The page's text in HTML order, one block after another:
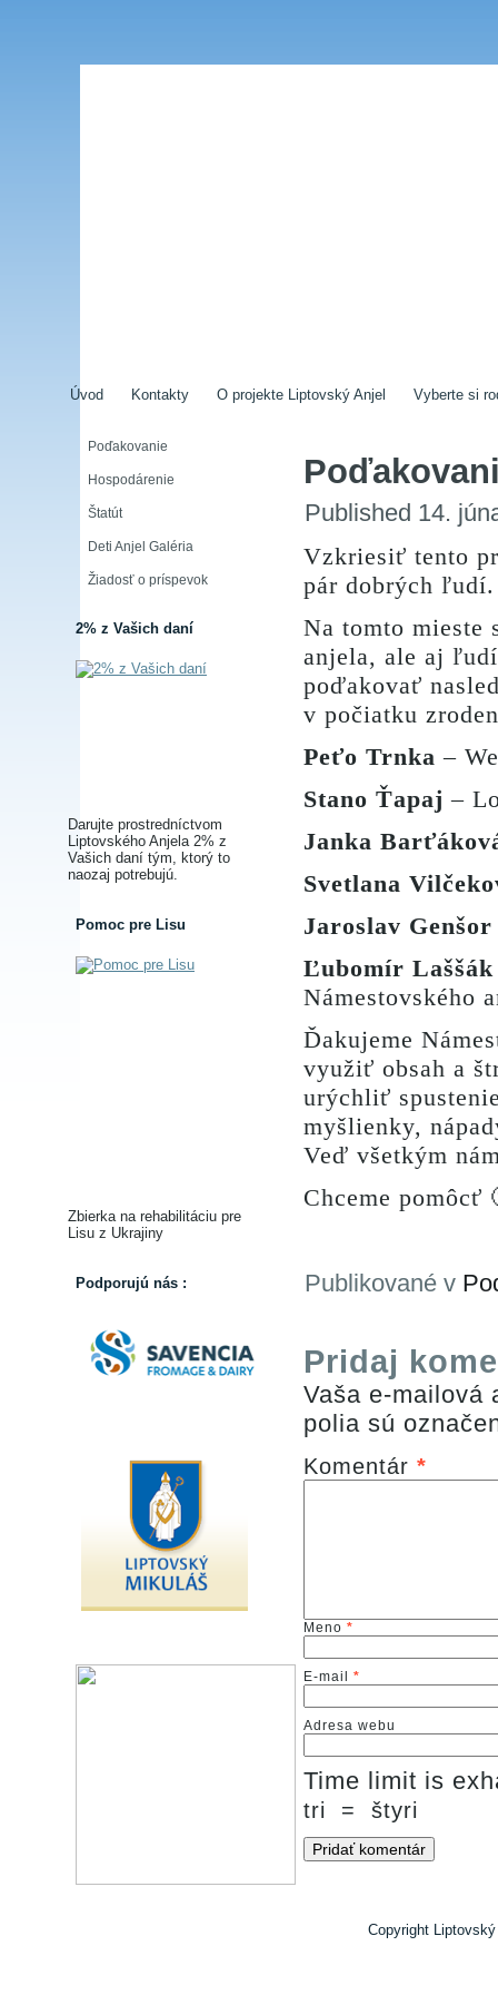
Úvod Kontakty O projekte Liptovský Anjel Vyberte si
Poďakovanie
Hospodárenie
Štatút
Deti Anjel Galéria
Žiadosť o príspevok
2% z Vašich daní
Darujte prostredníctvom
Liptovského Anjela 2% z
Vašich daní tým, ktorý to
naozaj potrebujú.
Pomoc pre Lisu
Zbierka na rehabilitáciu pre
Lisu z Ukrajiny
Podporujú nás :
Published 14.
Vzkriesiť tento
pár dobrých ľudí.
Na tomto mieste
anjela, ale aj
poďakovať
v počiatku
Peťo Trnka –
Stano Ťapaj –
Janka
Svetlana
Jaroslav Genšor
Ľubomír Laššák
Námestovského
Ďakujeme
využiť obsah a
urýchliť
myšlienky,
Veď všetkým
Chceme pomôcť
Publikované v
Pridaj
Vaša e-mailová
polia sú
Komentár *
Meno *
E-mail *
Adresa webu
Time limit is
tri = štyri
Copyright